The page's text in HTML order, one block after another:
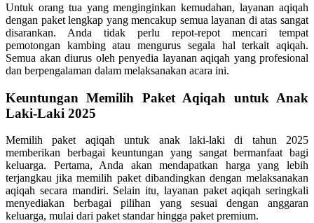
Untuk orang tua yang menginginkan kemudahan, layanan aqiqah
dengan paket lengkap yang mencakup semua layanan di atas sangat
disarankan. Anda tidak perlu repot-repot mencari tempat
pemotongan kambing atau mengurus segala hal terkait aqiqah.
Semua akan diurus oleh penyedia layanan aqiqah yang profesional
dan berpengalaman dalam melaksanakan acara ini.
Keuntungan Memilih Paket Aqiqah untuk Anak
Laki-Laki 2025
Memilih paket aqiqah untuk anak laki-laki di tahun 2025
memberikan berbagai keuntungan yang sangat bermanfaat bagi
keluarga. Pertama, Anda akan mendapatkan harga yang lebih
terjangkau jika memilih paket dibandingkan dengan melaksanakan
aqiqah secara mandiri. Selain itu, layanan paket aqiqah seringkali
menyediakan berbagai pilihan yang sesuai dengan anggaran
keluarga, mulai dari paket standar hingga paket premium.